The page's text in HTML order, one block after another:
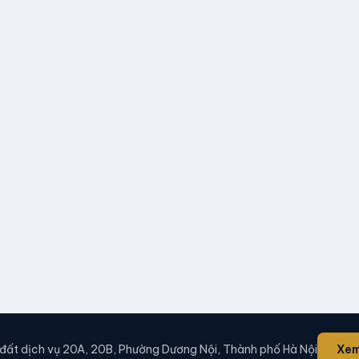
dịch vụ 20A, 20B, Phường Dương Nội, Thành phố Hà Nội